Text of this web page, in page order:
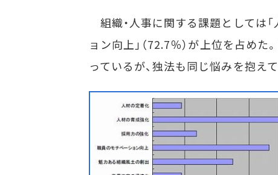
組織・人事に関する課題としては「
ョン向上」（72.7％）が上位を占め
っているが、独法も同じ悩みを抱えて